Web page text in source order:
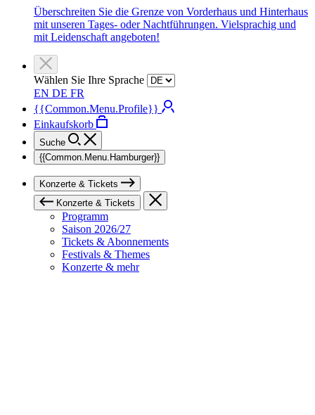
Überschreiten Sie die Grenze von Vorderhaus und Hinterhaus
mit unseren Tages- oder Nachtführungen. Vielsprachig und
mit Leidenschaft angeboten!
Wählen Sie Ihre Sprache
EN DE FR
{{Common.Menu.Profile}}
Einkaufskorb
Suche
{{Common.Menu.Hamburger}}
Konzerte & Tickets
Konzerte & Tickets
Programm
Saison 2026/27
Tickets & Abonnements
Festivals & Themes
Konzerte & mehr